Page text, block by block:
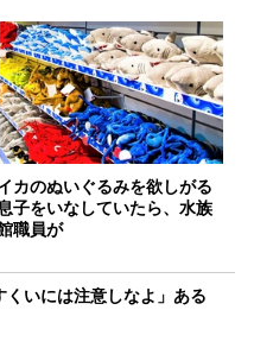
カのぬいぐるみを欲しがる
子をいなしていたら、水族
職員が
くいには注意しなよ」ある